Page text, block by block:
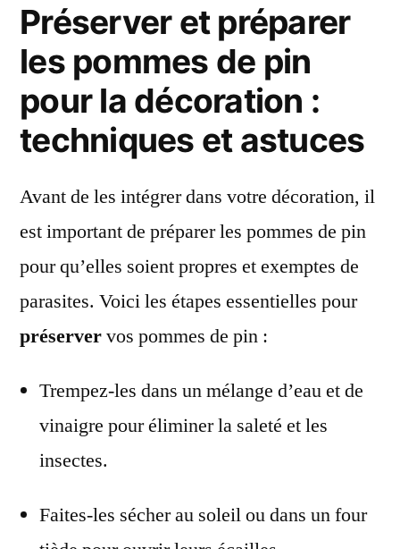
Préserver et préparer
les pommes de pin
pour la décoration :
techniques et astuces
Avant de les intégrer dans votre décoration, il
est important de préparer les pommes de pin
pour qu’elles soient propres et exemptes de
parasites. Voici les étapes essentielles pour
préservervos pommes de pin :
Trempez-les dans un mélange d’eau et de
vinaigre pour éliminer la saleté et les
insectes.
Faites-les sécher au soleil ou dans un four